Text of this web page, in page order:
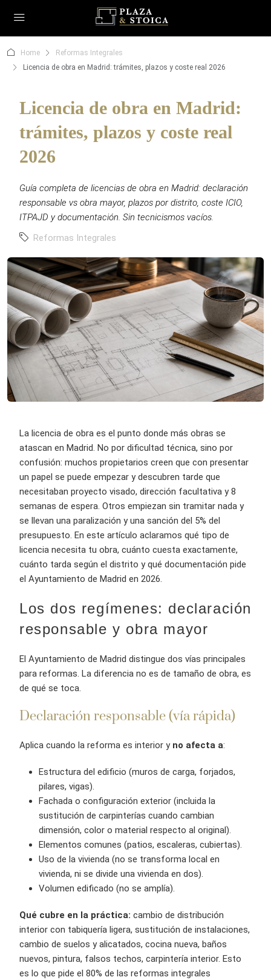
Home
Reformas Integrales
Licencia de obra en Madrid: trámites, plazos y coste real 2026
Licencia de obra en Madrid:
trámites, plazos y coste real
2026
Guía completa de licencias de obra en Madrid: declaración
responsable vs obra mayor, plazos por distrito, coste ICIO,
ITPAJD y documentación. Sin tecnicismos vacíos.
Reformas Integrales
La licencia de obra es el punto donde más obras se
atascan en Madrid. No por dificultad técnica, sino por
confusión: muchos propietarios creen que con presentar
un papel se puede empezar y descubren tarde que
necesitaban proyecto visado, dirección facultativa y 8
semanas de espera. Otros empiezan sin tramitar nada y
se llevan una paralización y una sanción del 5% del
presupuesto. En este artículo aclaramos qué tipo de
licencia necesita tu obra, cuánto cuesta exactamente,
cuánto tarda según el distrito y qué documentación pide
el Ayuntamiento de Madrid en 2026.
Los dos regímenes: declaración
responsable y obra mayor
El Ayuntamiento de Madrid distingue dos vías principales
para reformas. La diferencia no es de tamaño de obra, es
de qué se toca.
Declaración responsable (vía rápida)
Aplica cuando la reforma es interior y no afecta a:
Estructura del edificio (muros de carga, forjados,
pilares, vigas).
Fachada o configuración exterior (incluida la
sustitución de carpinterías cuando cambian
dimensión, color o material respecto al original).
Elementos comunes (patios, escaleras, cubiertas).
Uso de la vivienda (no se transforma local en
vivienda, ni se divide una vivienda en dos).
Volumen edificado (no se amplía).
Qué cubre en la práctica: cambio de distribución
interior con tabiquería ligera, sustitución de instalaciones,
cambio de suelos y alicatados, cocina nueva, baños
nuevos, pintura, falsos techos, carpintería interior. Esto
es lo que pide el 80% de las reformas integrales